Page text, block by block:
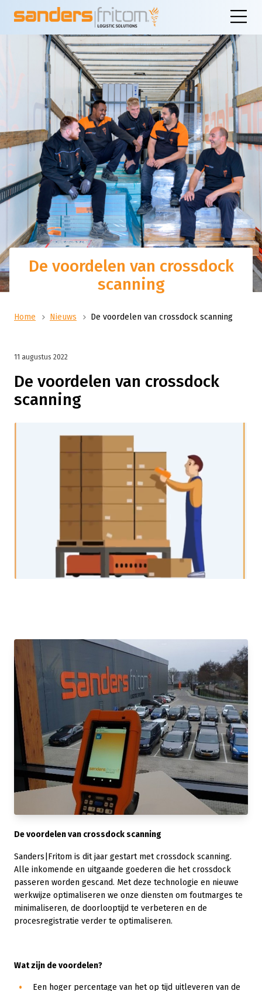
De voordelen van crossdock
scanning
Home Nieuws De voordelen van crossdock scanning
De voordelen van crossdock
scanning
11 augustus 2022
De voordelen van crossdock scanning
Sanders|Fritom is dit jaar gestart met crossdock scanning.
Alle inkomende en uitgaande goederen die het crossdock
passeren worden gescand. Met deze technologie en nieuwe
werkwijze optimaliseren we onze diensten om foutmarges te
minimaliseren, de doorlooptijd te verbeteren en de
procesregistratie verder te optimaliseren.
Wat zijn de voordelen?
Een hoger percentage van het op tijd uitleveren van de